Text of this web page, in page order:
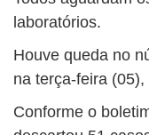
laboratórios.
Houve queda no
na terça-feira
Conforme o